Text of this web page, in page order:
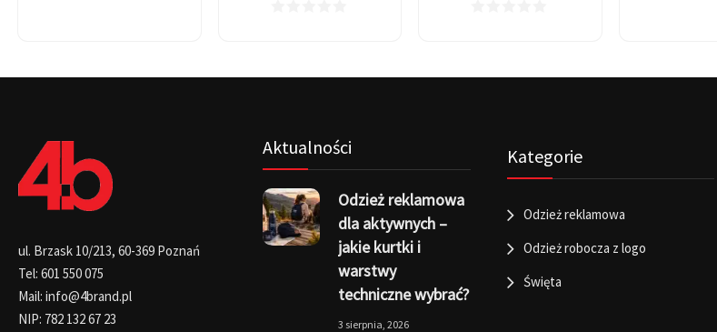
ul. Brzask 10/213, 60-369 Poznań
Tel: 601 550 075
Mail: info@4brand.pl
NIP: 782 132 67 23
Aktualności
Odzież reklamowa
dla aktywnych –
jakie kurtki i
warstwy
techniczne wybrać?
3 sierpnia, 2026
Kategorie
Odzież reklamowa
Odzież robocza z logo
Święta